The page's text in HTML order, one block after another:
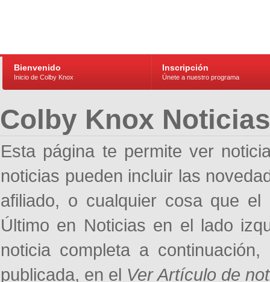
Bienvenido
Inicio de Colby Knox
Inscripción
Únete a nuestro programa
Colby Knox Noticias
Esta página te permite ver
noticias pueden incluir las
afiliado, o cualquier cosa que
Último en Noticias en el lado
noticia completa a
publicada, en el Ver Artículo de